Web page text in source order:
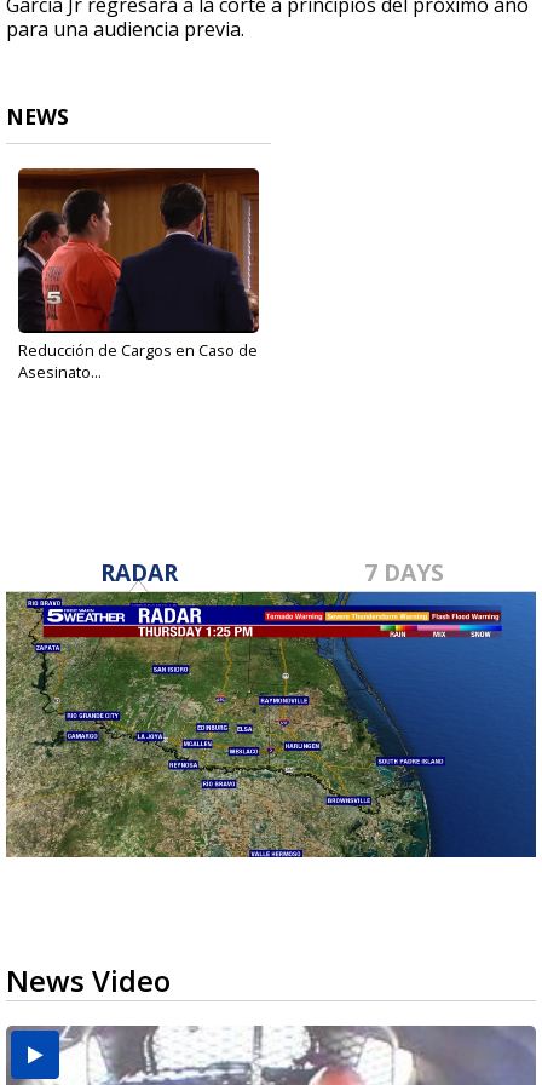
para una audiencia previa.
NEWS
Reducción de Cargos en Caso de
Asesinato...
RADAR 7 DAYS
News Video